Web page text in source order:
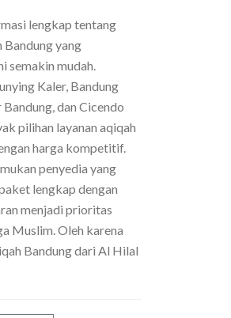
lengkap tentang
yang
semakin mudah.
Kaler, Bandung
Bandung, dan Cicendo
pilihan layanan aqiqah
harga kompetitif.
penyedia yang
lengkap dengan
menjadi prioritas
Muslim. Oleh karena
Bandung dari Al Hilal